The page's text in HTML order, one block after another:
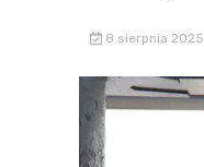
8 sierpnia 2025